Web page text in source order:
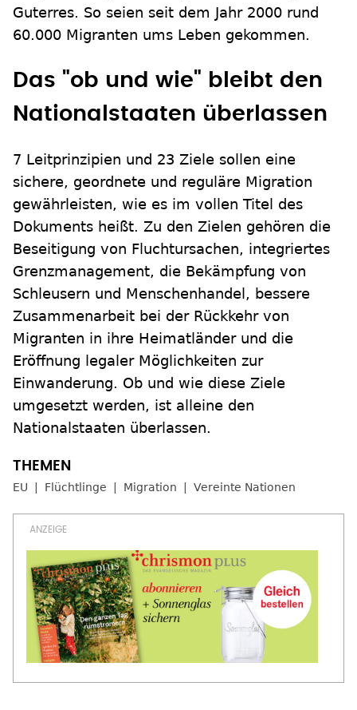
Guterres. So seien seit dem Jahr 2000 rund
60.000 Migranten ums Leben gekommen.
Das "ob und wie" bleibt den
Nationalstaaten überlassen
7 Leitprinzipien und 23 Ziele sollen eine
sichere, geordnete und reguläre Migration
gewährleisten, wie es im vollen Titel des
Dokuments heißt. Zu den Zielen gehören die
Beseitigung von Fluchtursachen, integriertes
Grenzmanagement, die Bekämpfung von
Schleusern und Menschenhandel, bessere
Zusammenarbeit bei der Rückkehr von
Migranten in ihre Heimatländer und die
Eröffnung legaler Möglichkeiten zur
Einwanderung. Ob und wie diese Ziele
umgesetzt werden, ist alleine den
Nationalstaaten überlassen.
EU Flüchtlinge Migration Vereinte Nationen